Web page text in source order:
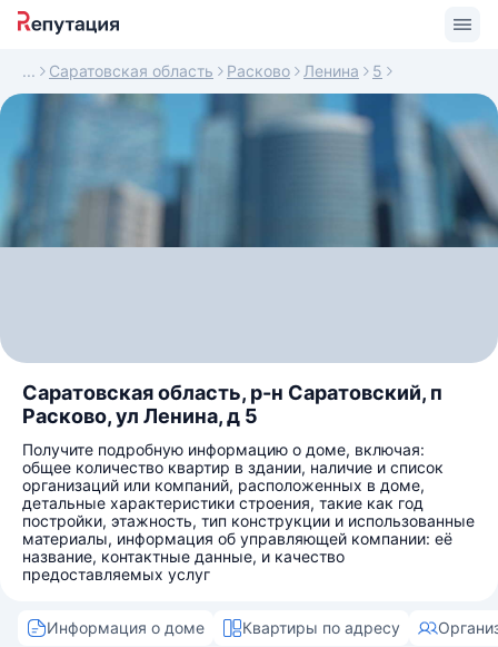
Саратовская область Расково Ленина 5
Саратовская область, р-н Саратовский, п
Расково, ул Ленина, д 5
Получите подробную информацию о доме, включая:
общее количество квартир в здании, наличие и список
организаций или компаний, расположенных в доме,
детальные характеристики строения, такие как год
постройки, этажность, тип конструкции и использованные
материалы, информация об управляющей компании: её
название, контактные данные, и качество
предоставляемых услуг
Информация о доме Квартиры по адресу